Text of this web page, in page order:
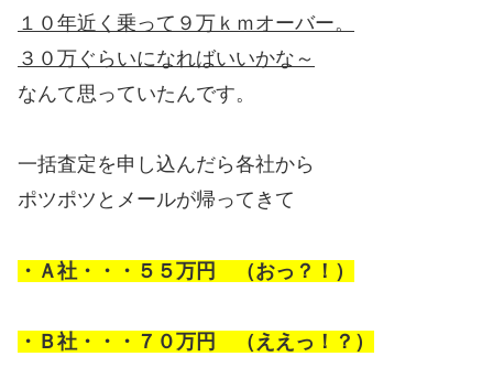
１０年近く乗って９万ｋｍオーバー。
３０万ぐらいになればいいかな～
なんて思っていたんです。
一括査定を申し込んだら各社から
ポツポツとメールが帰ってきて
・Ａ社・・・５５万円 （おっ？！）
・Ｂ社・・・７０万円 （ええっ！？）